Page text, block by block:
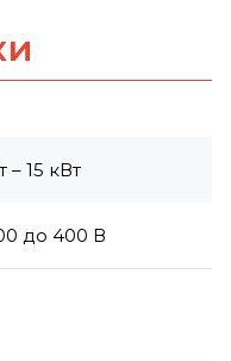
15 кВт
до 400 В